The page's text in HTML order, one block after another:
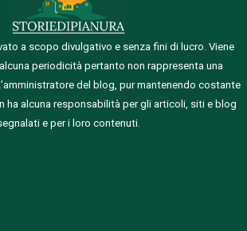
a scopo divulgativo e senza fini di lucro. Viene
periodicità pertanto non rappresenta una
del blog, pur mantenendo costante
ha alcuna responsabilità per gli articoli, siti e blog
e per i loro contenuti.